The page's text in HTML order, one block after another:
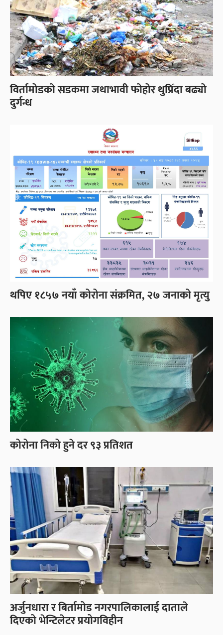
विर्तामोडको सडकमा जथाभावी फोहोर थुप्रिँदा बढ्यो
दुर्गन्ध
थपिए १८५७ नयाँ कोरोना संक्रमित, २७ जनाको मृत्यु
कोरोना निको हुने दर ९३ प्रतिशत
अर्जुनधारा र बिर्तामोड नगरपालिकालाई दाताले
दिएको भेन्टिलेटर प्रयोगविहीन